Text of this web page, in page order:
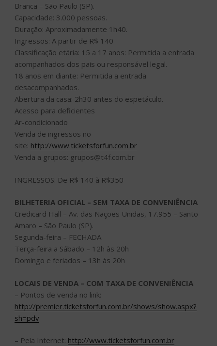
Branca – São Paulo (SP).
Capacidade: 3.000 pessoas.
Duração: Aproximadamente 1h40.
Ingressos: A partir de R$ 140
Classificação etária: 15 a 17 anos: Permitida a entrada
acompanhados dos pais ou responsável legal.
18 anos em diante: Permitida a entrada
desacompanhados.
Abertura da casa: 2h30 antes do espetáculo.
Acesso para deficientes
Ar-condicionado
Venda de ingressos no
site: http://www.ticketsforfun.com.br
Venda a grupos: grupos@t4f.com.br
INGRESSOS: De R$ 140 à R$350
BILHETERIA OFICIAL – SEM TAXA DE CONVENIÊNCIA
Credicard Hall – Av. das Nações Unidas, 17.955 – Santo
Amaro – São Paulo (SP).
Segunda-feira – FECHADA
Terça-feira a Sábado – 12h às 20h
Domingo e feriados – 13h às 20h
LOCAIS DE VENDA – COM TAXA DE CONVENIÊNCIA
– Pontos de venda no link:
http://premier.ticketsforfun.com.br/shows/show.aspx?
sh=pdv
– Pela Internet: http://www.ticketsforfun.com.br